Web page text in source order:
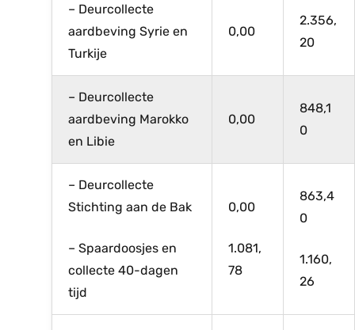
– Deurcollecte
aardbeving Syrie en
Turkije
0,00
2.356,
20
– Deurcollecte
aardbeving Marokko
en Libie
0,00
848,1
0
– Deurcollecte
Stichting aan de Bak
– Spaardoosjes en
collecte 40-dagen
tijd
0,00
1.081,
78
863,4
0
1.160,
26